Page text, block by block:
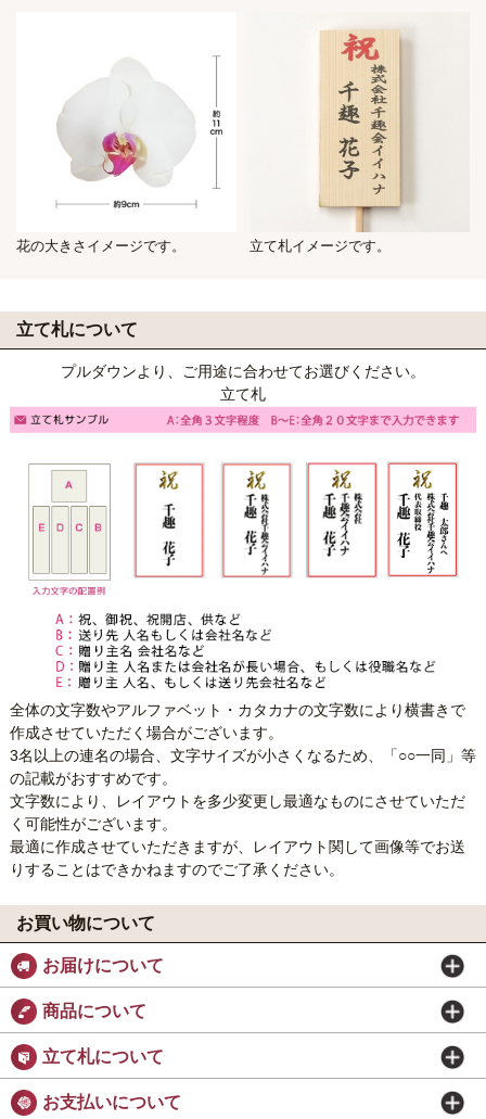
花の大きさイメージです。 立て札イメージです。
立て札について
プルダウンより、ご用途に合わせてお選びください。
立て札
全体の文字数やアルファベット・カタカナの文字数により横書きで
作成させていただく場合がございます。
3名以上の連名の場合、文字サイズが小さくなるため、「○○一同」等
の記載がおすすめです。
文字数により、レイアウトを多少変更し最適なものにさせていただ
く可能性がございます。
最適に作成させていただきますが、レイアウト関して画像等でお送
りすることはできかねますのでご了承ください。
お買い物について
お届けについて
商品について
立て札について
お支払いについて